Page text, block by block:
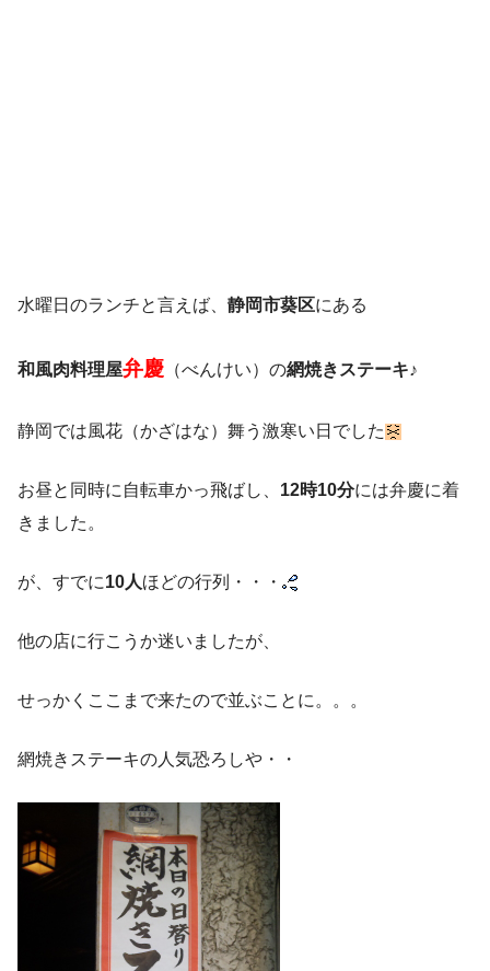
水曜日のランチと言えば、 静岡市葵区にある
和風肉料理屋弁慶 （べんけい）の網焼きステーキ♪
静岡では風花（かざはな）舞う激寒い日でした
お昼と同時に自転車かっ飛ばし、 12時10分には弁慶に着
きました。
が、すでに10人ほどの行列・・・
他の店に行こうか迷いましたが、
せっかくここまで来たので並ぶことに。。。
網焼きステーキの人気恐ろしや・・